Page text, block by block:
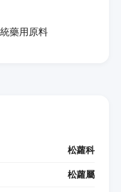
藥用原料
松蘿科
松蘿屬